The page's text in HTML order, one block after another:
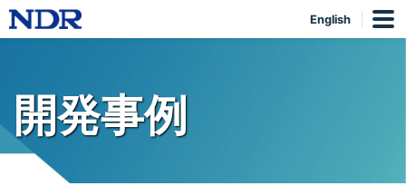
English
開発事例